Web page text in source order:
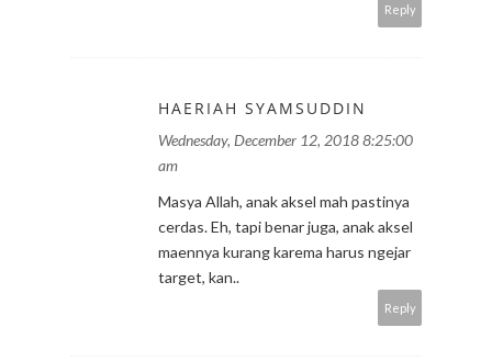
Reply
HAERIAH SYAMSUDDIN
Wednesday, December 12, 2018 8:25:00
am
Masya Allah, anak aksel mah pastinya
cerdas. Eh, tapi benar juga, anak aksel
maennya kurang karema harus ngejar
target, kan..
Reply